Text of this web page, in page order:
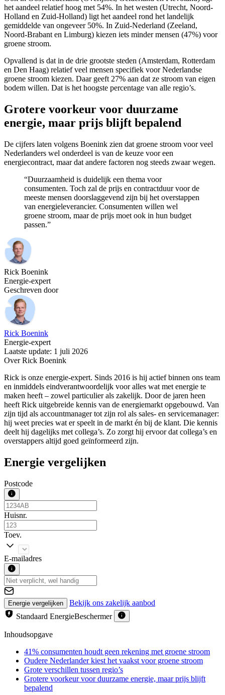
het aandeel relatief hoog met 54%. In het westen (Utrecht, Noord-
Holland en Zuid-Holland) ligt het aandeel rond het landelijk
gemiddelde van ongeveer 50%. In Zuid-Nederland (Zeeland,
Noord-Brabant en Limburg) kiezen iets minder mensen (47%) voor
groene stroom.
Opvallend is dat in de drie grootste steden (Amsterdam, Rotterdam
en Den Haag) relatief veel mensen specifiek voor Nederlandse
groene stroom kiezen. Daar geeft 27% aan dat ze stroom van eigen
bodem willen. Dat is het hoogste percentage van alle regio’s.
Grotere voorkeur voor duurzame
energie, maar prijs blijft bepalend
De cijfers laten volgens Boenink zien dat groene stroom voor veel
Nederlanders wel onderdeel is van de keuze voor een
energiecontract, maar dat andere factoren nog steeds zwaar wegen.
“Duurzaamheid is duidelijk een thema voor
consumenten. Toch zal de prijs en contractduur voor de
meeste mensen doorslaggevend zijn bij het overstappen
van energieleverancier. Consumenten willen wel
groene stroom, maar de prijs moet ook in hun budget
passen.”
Rick Boenink
Energie-expert
Geschreven door
Rick Boenink
Energie-expert
Laatste update: 1 juli 2026
Over Rick Boenink
Rick is onze energie-expert. Sinds 2016 is hij actief binnen ons team
en inmiddels eindverantwoordelijk voor alles wat met energie te
maken heeft – zowel particulier als zakelijk. Door de jaren heen
heeft Rick uitgebreide kennis van de energiemarkt opgebouwd. Van
zijn tijd als accountmanager tot zijn rol als sales- en servicemanager:
hij weet precies wat er speelt in de markt én bij de klant. Die kennis
deelt hij dagelijks met collega’s. Zo zorgt hij ervoor dat collega’s en
overstappers altijd goed geïnformeerd zijn.
Energie vergelijken
Postcode
Huisnr.
Toev.
E-mailadres
Energie vergelijken
Bekijk ons zakelijk aanbod
Standaard EnergieBeschermer
Inhoudsopgave
41% consumenten houdt geen rekening met groene stroom
Oudere Nederlander kiest het vaakst voor groene stroom
Grote verschillen tussen regio’s
Grotere voorkeur voor duurzame energie, maar prijs blijft
bepalend